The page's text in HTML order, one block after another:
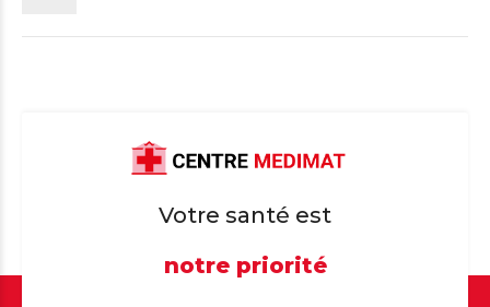
Votre santé est
notre priorité